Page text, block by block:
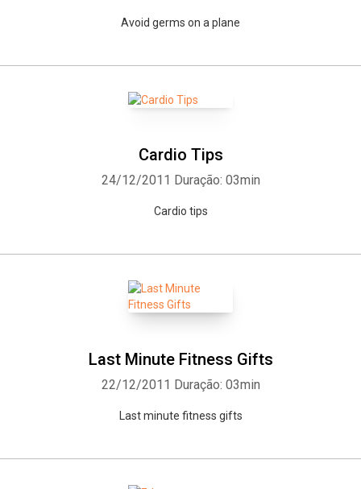
Avoid germs on a plane
Cardio Tips
24/12/2011 Duração: 03min
Cardio tips
Last Minute Fitness Gifts
22/12/2011 Duração: 03min
Last minute fitness gifts